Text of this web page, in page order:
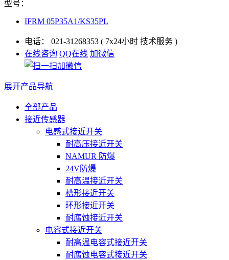
型号：
IFRM 05P35A1/KS35PL
电话： 021-31268353 ( 7x24小时 技术服务 )
在线咨询 QQ在线 加微信
展开产品导航
全部产品
接近传感器
电感式接近开关
耐高压接近开关
NAMUR 防爆
24V防爆
耐高温接近开关
槽形接近开关
环形接近开关
耐腐蚀接近开关
电容式接近开关
耐高温电容式接近开关
耐腐蚀电容式接近开关